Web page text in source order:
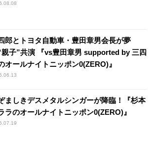
郎とトヨタ自動車・豊田章男会長が夢
親子”共演 『vs豊田章男 supported by 三四
オールナイトニッポン0(ZERO)』
ましきデスメタルシンガーが降臨！『杉本
ラのオールナイトニッポン0(ZERO)』